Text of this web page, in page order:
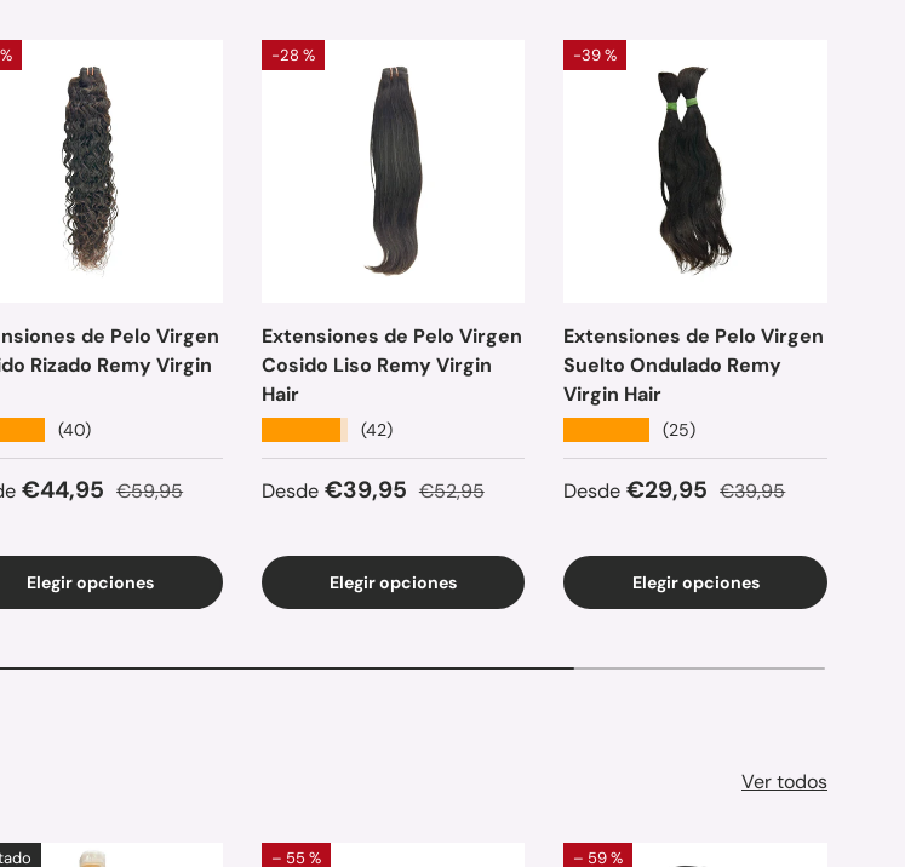
de Pelo Virgen
Rizado Remy Virgin
(40)
de venta
€44,95 Precio normal
€59,95
Elegir opciones
-28 %
Extensiones de Pelo Virgen
Cosido Liso Remy Virgin
Hair
(42)
Precio de venta
Desde €39,95 Precio normal
€52,95
Elegir opciones
-39 %
Extensiones de Pelo Virgen
Suelto Ondulado Remy
Virgin Hair
(25)
Precio de venta
Desde €29,95 Precio normal
€39,95
Elegir opciones
Ver todos
– 55 % – 59 %